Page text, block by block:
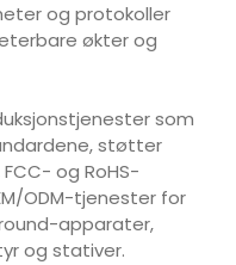
og protokoller
økter og
som
støtter
og RoHS-
ODM-tjenester for
apparater,
og stativer.